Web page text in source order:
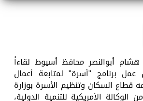
هشام أبوالنصر محافظ أسيوط لقاءاً
عمل برنامج "أسرة" لمتابعة أعمال
قطاع السكان وتنظيم الأسرة بوزارة
الوكالة الأمريكية للتنمية الدولية،